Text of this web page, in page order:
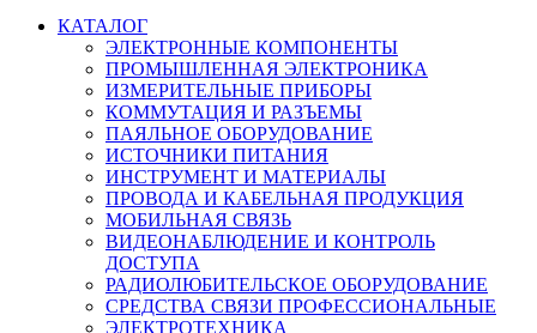
КАТАЛОГ
ЭЛЕКТРОННЫЕ КОМПОНЕНТЫ
ПРОМЫШЛЕННАЯ ЭЛЕКТРОНИКА
ИЗМЕРИТЕЛЬНЫЕ ПРИБОРЫ
КОММУТАЦИЯ И РАЗЪЕМЫ
ПАЯЛЬНОЕ ОБОРУДОВАНИЕ
ИСТОЧНИКИ ПИТАНИЯ
ИНСТРУМЕНТ И МАТЕРИАЛЫ
ПРОВОДА И КАБЕЛЬНАЯ ПРОДУКЦИЯ
МОБИЛЬНАЯ СВЯЗЬ
ВИДЕОНАБЛЮДЕНИЕ И КОНТРОЛЬ
ДОСТУПА
РАДИОЛЮБИТЕЛЬСКОЕ ОБОРУДОВАНИЕ
СРЕДСТВА СВЯЗИ ПРОФЕССИОНАЛЬНЫЕ
ЭЛЕКТРОТЕХНИКА